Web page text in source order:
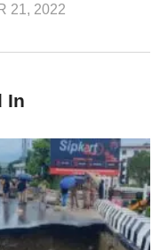
21, 2022
In